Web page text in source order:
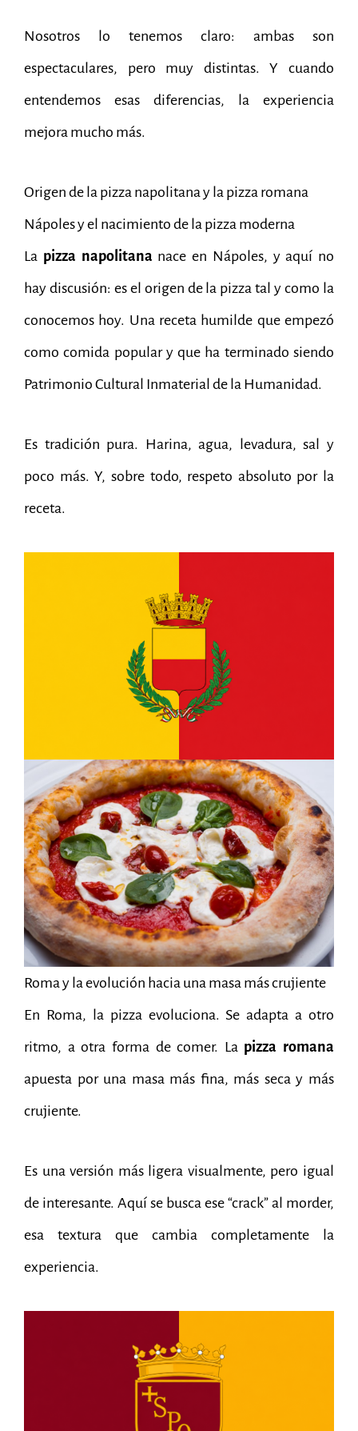
Nosotros lo tenemos claro: ambas son
espectaculares, pero muy distintas. Y cuando
entendemos esas diferencias, la experiencia
mejora mucho más.
Origen de la pizza napolitana y la pizza romana
Nápoles y el nacimiento de la pizza moderna
La pizza napolitana nace en Nápoles, y aquí no
hay discusión: es el origen de la pizza tal y como la
conocemos hoy. Una receta humilde que empezó
como comida popular y que ha terminado siendo
Patrimonio Cultural Inmaterial de la Humanidad.
Es tradición pura. Harina, agua, levadura, sal y
poco más. Y, sobre todo, respeto absoluto por la
receta.
Roma y la evolución hacia una masa más crujiente
En Roma, la pizza evoluciona. Se adapta a otro
ritmo, a otra forma de comer. La pizza romana
apuesta por una masa más fina, más seca y más
crujiente.
Es una versión más ligera visualmente, pero igual
de interesante. Aquí se busca ese “crack” al morder,
esa textura que cambia completamente la
experiencia.